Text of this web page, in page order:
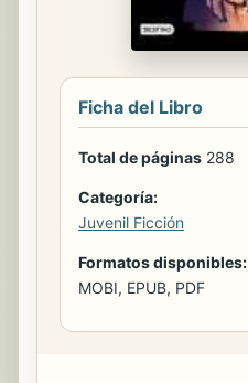
Ficha del Libro
Total de páginas 288
Categoría:
Juvenil Ficción
Formatos disponibles:
MOBI, EPUB, PDF